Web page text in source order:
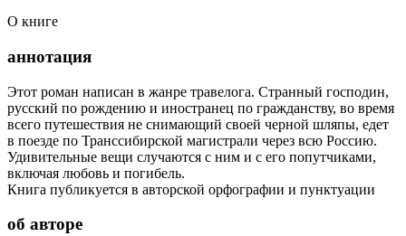
О книге
аннотация
Этот роман написан в жанре травелога. Странный господин,
русский по рождению и иностранец по гражданству, во время
всего путешествия не снимающий своей черной шляпы, едет
в поезде по Транссибирской магистрали через всю Россию.
Удивительные вещи случаются с ним и с его попутчиками,
включая любовь и погибель.
Книга публикуется в авторской орфографии и пунктуации
об авторе